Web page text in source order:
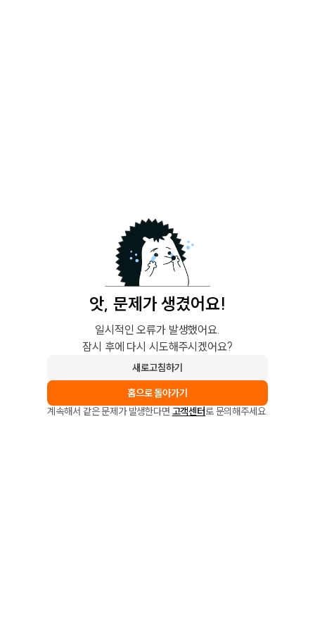
앗, 문제가 생겼어요!
일시적인 오류가 발생했어요.
잠시 후에 다시 시도해주시겠어요?
새로고침하기
홈으로 돌아가기
계속해서 같은 문제가 발생한다면 고객센터로 문의해주세요.